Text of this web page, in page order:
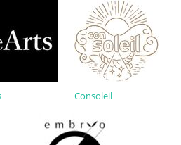
Consoleil